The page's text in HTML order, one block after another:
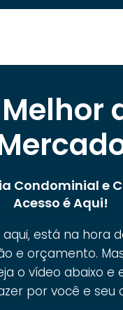
Condominial e
Acesso é Aqui!
está na hora
e orçamento.
o vídeo abaixo e
por você e seu